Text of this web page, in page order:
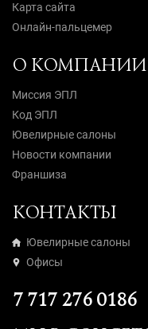
Карта сайта
Онлайн-пальцемер
О КОМПАНИИ
Миссия ЭПЛ
Код ЭПЛ
Ювелирные салоны
Новости компании
Франшиза
КОНТАКТЫ
Ювелирные салоны
Офисы
7 717 276 0186